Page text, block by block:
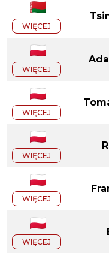
WIĘCEJ
WIĘCEJ
WIĘCEJ
WIĘCEJ
WIĘCEJ
WIĘCEJ